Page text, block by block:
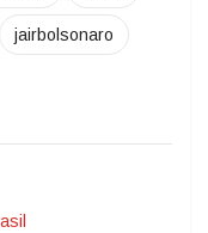
jairbolsonaro